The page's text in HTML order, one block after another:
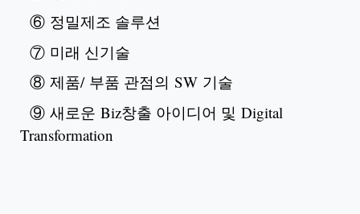
⑥ 정밀제조 솔루션
⑦ 미래 신기술
⑧ 제품/ 부품 관점의 SW 기술
⑨ 새로운 Biz창출 아이디어 및 Digital
Transformation